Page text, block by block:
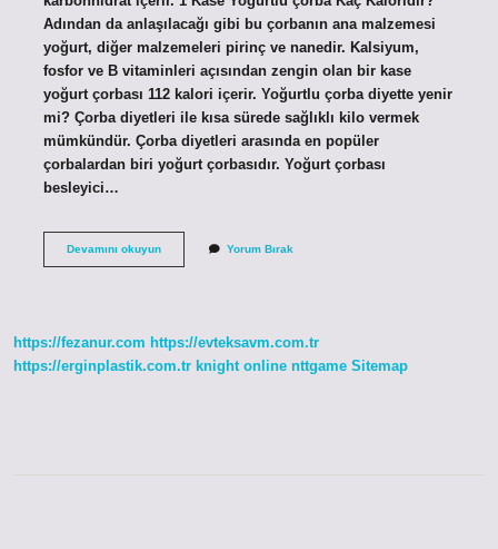
Adından da anlaşılacağı gibi bu çorbanın ana malzemesi
yoğurt, diğer malzemeleri pirinç ve nanedir. Kalsiyum,
fosfor ve B vitaminleri açısından zengin olan bir kase
yoğurt çorbası 112 kalori içerir. Yoğurtlu çorba diyette yenir
mi? Çorba diyetleri ile kısa sürede sağlıklı kilo vermek
mümkündür. Çorba diyetleri arasında en popüler
çorbalardan biri yoğurt çorbasıdır. Yoğurt çorbası
besleyici…
Devamını okuyun3
Yorum Bırak
https://fezanur.com https://evteksavm.com.tr
https://erginplastik.com.tr knight online nttgame Sitemap